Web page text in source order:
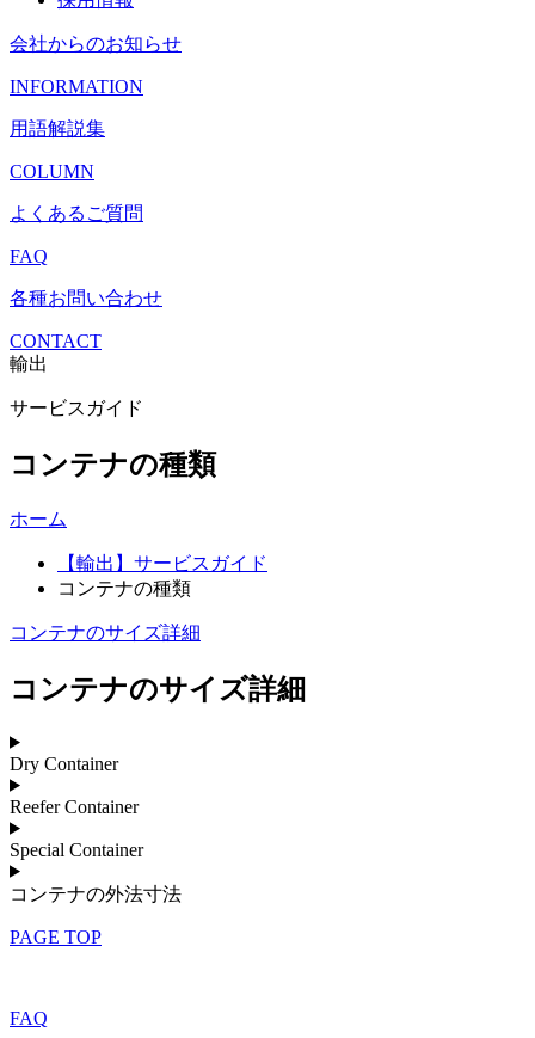
会社からのお知らせ
INFORMATION
用語解説集
COLUMN
よくあるご質問
FAQ
各種お問い合わせ
CONTACT
輸出
サービスガイド
コンテナの種類
ホーム
【輸出】サービスガイド
コンテナの種類
コンテナのサイズ詳細
コンテナのサイズ詳細
Dry Container
Reefer Container
Special Container
コンテナの外法寸法
PAGE TOP
FAQ